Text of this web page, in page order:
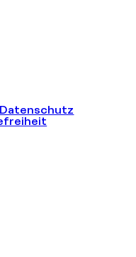
Datenschutz